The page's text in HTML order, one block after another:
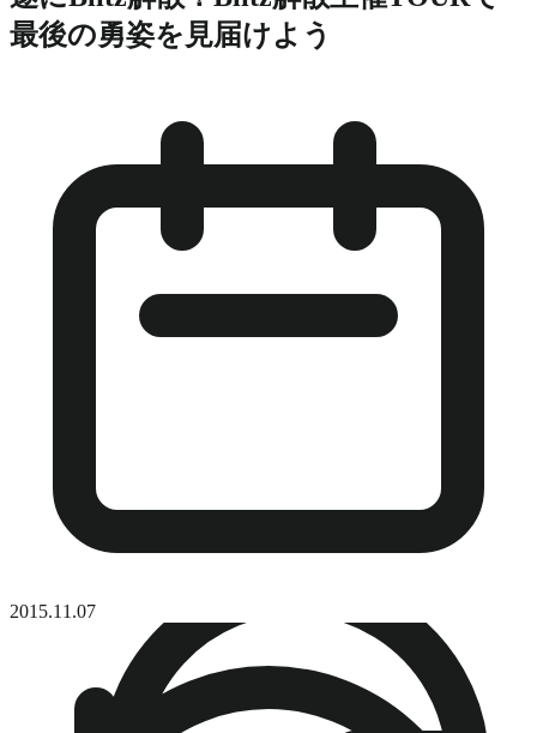
最後の勇姿を見届けよう
2015.11.07